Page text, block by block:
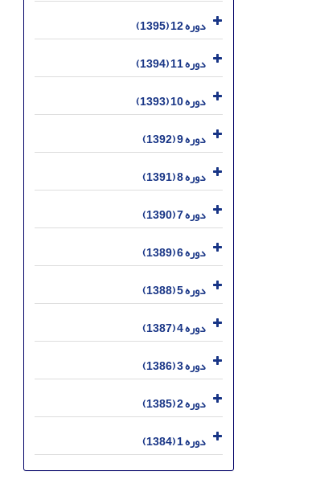
دوره 12 (1395)
دوره 11 (1394)
دوره 10 (1393)
دوره 9 (1392)
دوره 8 (1391)
دوره 7 (1390)
دوره 6 (1389)
دوره 5 (1388)
دوره 4 (1387)
دوره 3 (1386)
دوره 2 (1385)
دوره 1 (1384)